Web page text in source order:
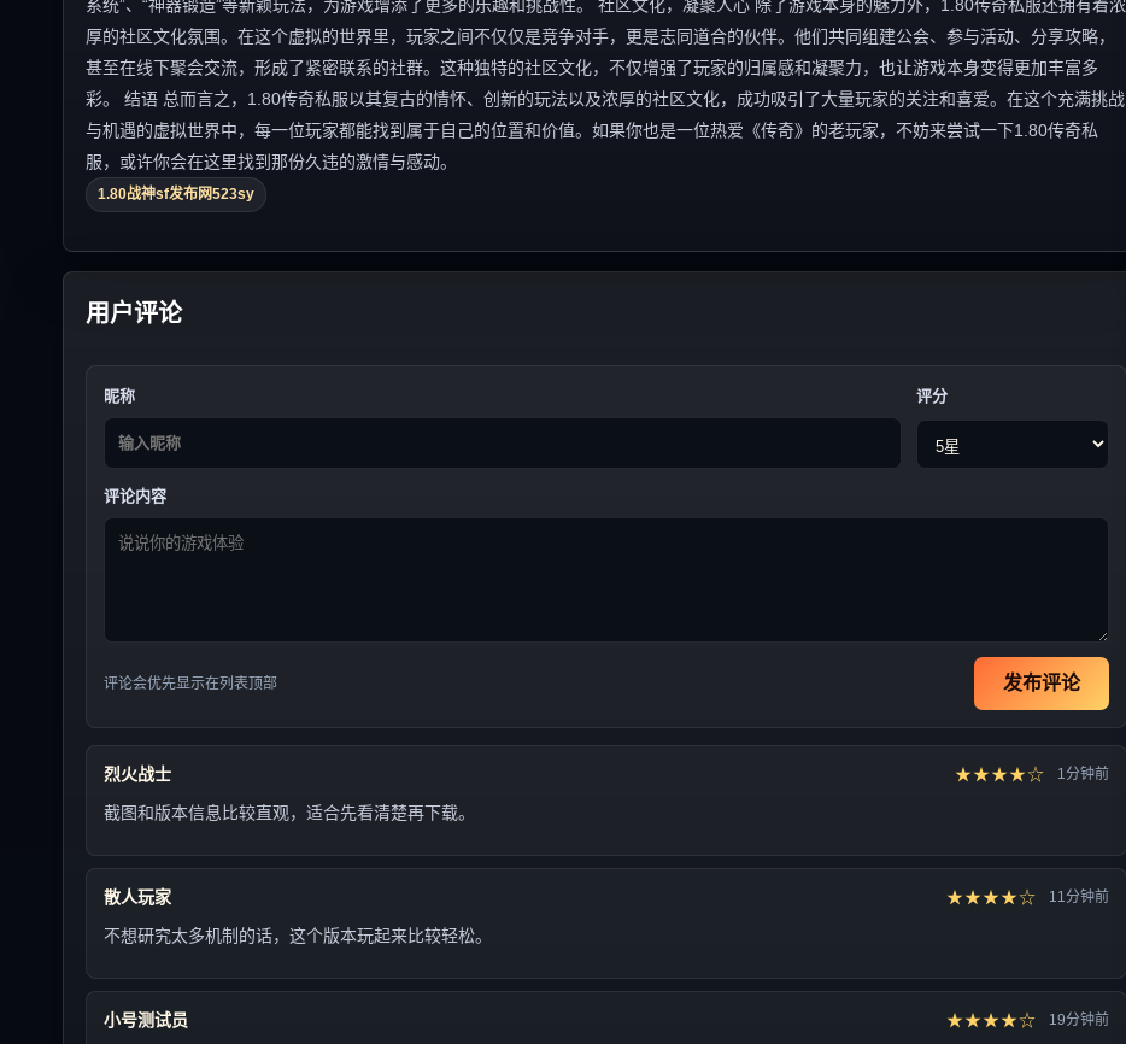
系统”、“神器锻造”等新颖玩法，为游戏增添了更多的乐趣和挑战性。 社区文化，凝聚人心 除了游戏本身的魅力外，1.80传奇私服还拥有着浓
厚的社区文化氛围。在这个虚拟的世界里，玩家之间不仅仅是竞争对手，更是志同道合的伙伴。他们共同组建公会、参与活动、分享攻略，
甚至在线下聚会交流，形成了紧密联系的社群。这种独特的社区文化，不仅增强了玩家的归属感和凝聚力，也让游戏本身变得更加丰富多
彩。 结语 总而言之，1.80传奇私服以其复古的情怀、创新的玩法以及浓厚的社区文化，成功吸引了大量玩家的关注和喜爱。在这个充满挑战
与机遇的虚拟世界中，每一位玩家都能找到属于自己的位置和价值。如果你也是一位热爱《传奇》的老玩家，不妨来尝试一下1.80传奇私
服，或许你会在这里找到那份久违的激情与感动。
1.80战神sf发布网523sy
用户评论
昵称 评分
评论内容
评论会优先显示在列表顶部 发布评论
烈火战士 ★★★★☆ 1分钟前
截图和版本信息比较直观，适合先看清楚再下载。
散人玩家 ★★★★☆ 11分钟前
不想研究太多机制的话，这个版本玩起来比较轻松。
小号测试员 ★★★★☆ 19分钟前